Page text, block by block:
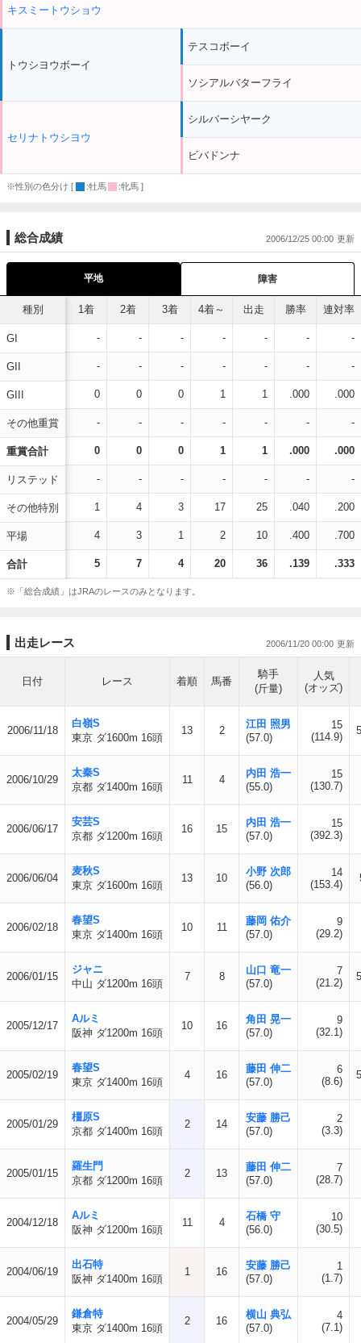
キスミートウショウ
トウシヨウボーイ
セリナトウシヨウ
テスコボーイ
ソシアルバターフライ
シルバーシヤーク
ビバドンナ
※性別の色分け [ :牡馬 :牝馬 ]
総合成績 2006/12/25 00:00
平地 障害
種別
GI
GII
GIII
その他重賞
重賞合計
リステッド
その他特別
平場
合計
1着 2着 3着 4着～ 出走 勝率 連対率
- - - - - - -
- - - - - - -
0 0 0 1 1 .000 .000
- - - - - - -
0 0 0 1 1 .000 .000
- - - - - - -
1 4 3 17 25 .040 .200
4 3 1 2 10 .400 .700
5 7 4 20 36 .139 .333
※「総合成績」はJRAのレースのみとなります。
出走レース 2006/11/20 00:00
日付 レース 着順 馬番
騎手
(斤量)
人気
(オッズ)
2006/11/18
白嶺S
東京 ダ1600m 16頭
13 2
江田 照男
(57.0)
15
(114.9)
2006/10/29
太秦S
京都 ダ1400m 16頭
11 4
内田 浩一
(55.0)
15
(130.7)
2006/06/17
安芸S
京都 ダ1200m 16頭
16 15
内田 浩一
(57.0)
15
(392.3)
2006/06/04
麦秋S
東京 ダ1600m 16頭
13 10
小野 次郎
(56.0)
14
(153.4)
2006/02/18
春望S
東京 ダ1400m 16頭
10 11
藤岡 佑介
(57.0)
9
(29.2)
2006/01/15
ジャニ
中山 ダ1200m 16頭
7 8
山口 竜一
(57.0)
7
(21.2)
2005/12/17
Aルミ
阪神 ダ1200m 16頭
10 16
角田 晃一
(57.0)
9
(32.1)
2005/02/19
春望S
東京 ダ1400m 16頭
4 16
藤田 伸二
(57.0)
6
(8.6)
2005/01/29
橿原S
京都 ダ1400m 16頭
2 14
安藤 勝己
(57.0)
2
(3.3)
2005/01/15
羅生門
京都 ダ1200m 16頭
2 13
藤田 伸二
(57.0)
7
(28.7)
2004/12/18
Aルミ
阪神 ダ1200m 16頭
11 4
石橋 守
(56.0)
10
(30.5)
2004/06/19
出石特
阪神 ダ1400m 16頭
1 16
安藤 勝己
(57.0)
1
(1.7)
2004/05/29
鎌倉特
東京 ダ1400m 16頭
2 16
横山 典弘
(57.0)
4
(7.1)